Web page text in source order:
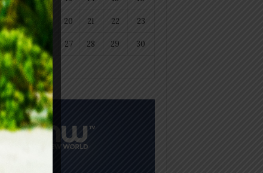
18 20 21 22 23
25 26 27 28 29 30